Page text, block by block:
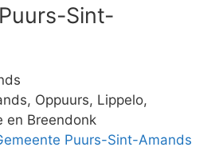
Sint-
Oppuurs, Lippelo,
en Breendonk
Puurs-Sint-Amands